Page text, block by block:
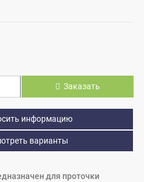
Заказать
информацию
варианты
для проточки